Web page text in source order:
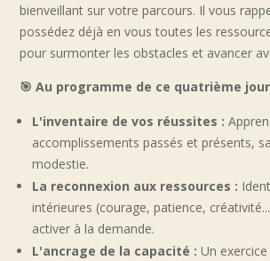
bienveillant sur votre parcours. Il vous
possédez déjà en vous toutes les
pour surmonter les obstacles et avancer
🎯 Au programme de ce quatrième
L'inventaire de vos réussites :
accomplissements passés et présents,
modestie.
La reconnexion aux ressources :
intérieures (courage, patience,
activer à la demande.
L'ancrage de la capacité : Un